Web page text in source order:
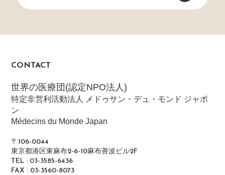
CONTACT
世界の医療団(認定NPO法人)
特定非営利活動法人 メドゥサン・デュ・モンド ジャポ
ン
Médecins du Monde Japan
〒106-0044
東京都港区東麻布2-6-10麻布善波ビル2F
TEL : 03-3585-6436
FAX : 03-3560-8073